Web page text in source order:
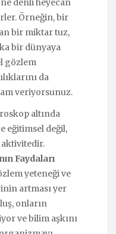
denli heyecan
Örneğin, bir
bir miktar tuz,
bir dünyaya
gözlem
da
veriyorsunuz.
altında
eğitimsel değil,
aktivitedir.
Faydaları
yeteneği ve
artması yer
onların
ve bilim aşkını